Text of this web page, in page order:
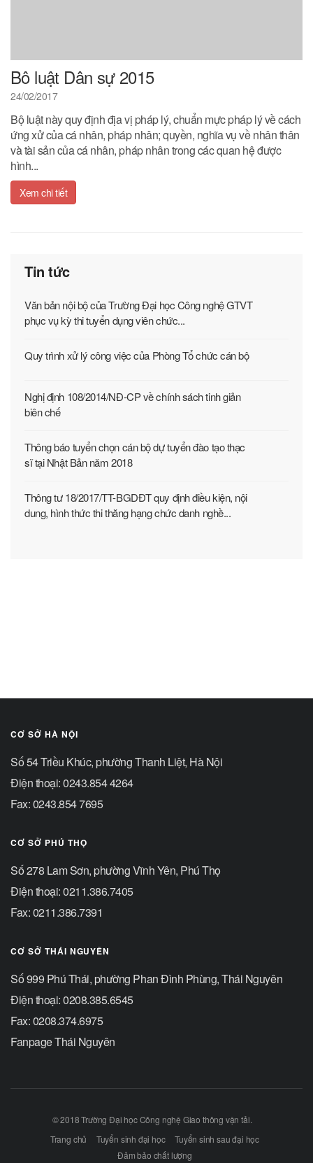
Bô luật Dân sự 2015
24/02/2017
Bộ luật này quy định địa vị pháp lý, chuẩn mực pháp lý về cách
ứng xử của cá nhân, pháp nhân; quyền, nghĩa vụ về nhân thân
và tài sản của cá nhân, pháp nhân trong các quan hệ được
hình...
Xem chi tiết
Tin tức
Văn bản nội bộ của Trường Đại học Công nghệ GTVT
phục vụ kỳ thi tuyển dụng viên chức...
Quy trình xử lý công việc của Phòng Tổ chức cán bộ
Nghị định 108/2014/NĐ-CP về chính sách tinh giản
biên chế
Thông báo tuyển chọn cán bộ dự tuyển đào tạo thạc
sĩ tại Nhật Bản năm 2018
Thông tư 18/2017/TT-BGDĐT quy định điều kiện, nội
dung, hình thức thi thăng hạng chức danh nghề...
CƠ SỞ HÀ NỘI
Số 54 Triều Khúc, phường Thanh Liệt, Hà Nội
Điện thoại: 0243.854 4264
Fax: 0243.854 7695
CƠ SỞ PHÚ THỌ
Số 278 Lam Sơn, phường Vĩnh Yên, Phú Thọ
Điện thoại: 0211.386.7405
Fax: 0211.386.7391
CƠ SỞ THÁI NGUYÊN
Số 999 Phú Thái, phường Phan Đình Phùng, Thái Nguyên
Điện thoại: 0208.385.6545
Fax: 0208.374.6975
Fanpage Thái Nguyên
© 2018 Trường Đại học Công nghệ Giao thông vận tải.
Trang chủ
Tuyển sinh đại học
Tuyển sinh sau đại học
Đảm bảo chất lượng